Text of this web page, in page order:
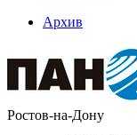
Архив
Ростов-на-Дону